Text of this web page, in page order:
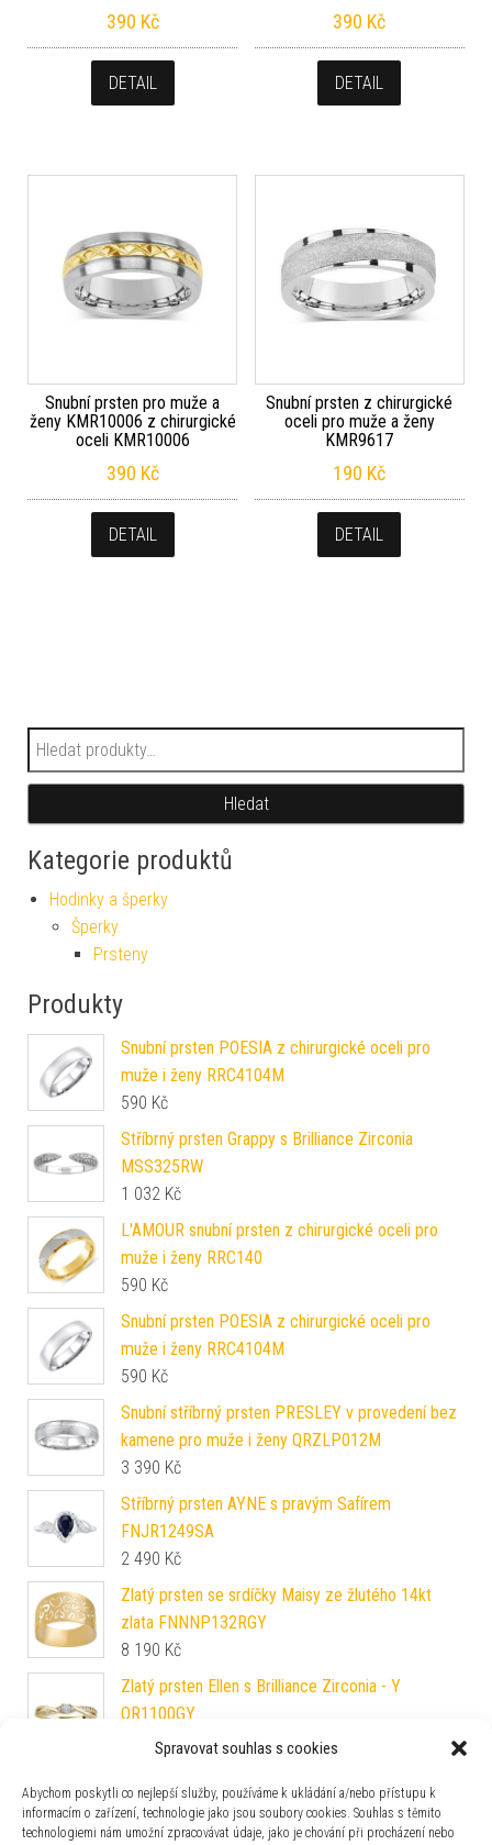
Spravovat souhlas s cookies
Abychom poskytli co nejlepší služby, používáme k ukládání a/nebo přístupu k
informacím o zařízení, technologie jako jsou soubory cookies. Souhlas s těmito
technologiemi nám umožní zpracovávat údaje, jako je chování při procházení nebo
390 Kč
DETAIL
390 Kč
DETAIL
Snubní prsten pro muže a
ženy KMR10006 z chirurgické
oceli KMR10006
390 Kč
DETAIL
Snubní prsten z chirurgické
oceli pro muže a ženy
KMR9617
190 Kč
DETAIL
Hledat:
Hledat
Kategorie produktů
Hodinky a šperky
Šperky
Prsteny
Produkty
Snubní prsten POESIA z chirurgické oceli pro
muže i ženy RRC4104M
590 Kč
Stříbrný prsten Grappy s Brilliance Zirconia
MSS325RW
1 032 Kč
L'AMOUR snubní prsten z chirurgické oceli pro
muže i ženy RRC140
590 Kč
Snubní prsten POESIA z chirurgické oceli pro
muže i ženy RRC4104M
590 Kč
Snubní stříbrný prsten PRESLEY v provedení bez
kamene pro muže i ženy QRZLP012M
3 390 Kč
Stříbrný prsten AYNE s pravým Safírem
FNJR1249SA
2 490 Kč
Zlatý prsten se srdíčky Maisy ze žlutého 14kt
zlata FNNNP132RGY
8 190 Kč
Zlatý prsten Ellen s Brilliance Zirconia - Y
QR1100GY
11 990Kč
14kt zlata FNNNP229BRGW
5 890 Kč